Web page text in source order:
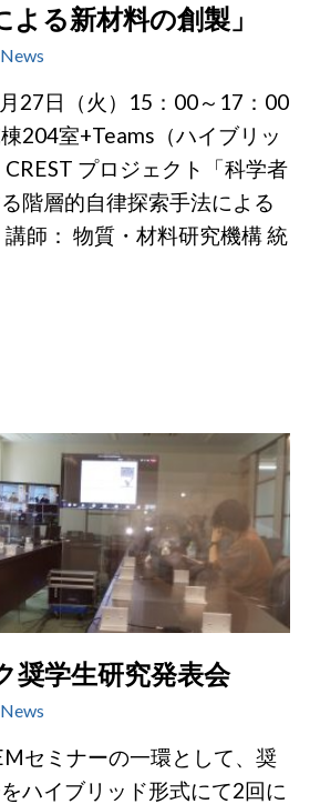
よる新材料の創製」
27日（火）15：00～17：00
204室+Teams（ハイブリッ
CREST プロジェクト「科学者
階層的自律探索手法による
師： 物質・材料研究機構 統
奨学生研究発表会
セミナーの一環として、奨
ハイブリッド形式にて2回に